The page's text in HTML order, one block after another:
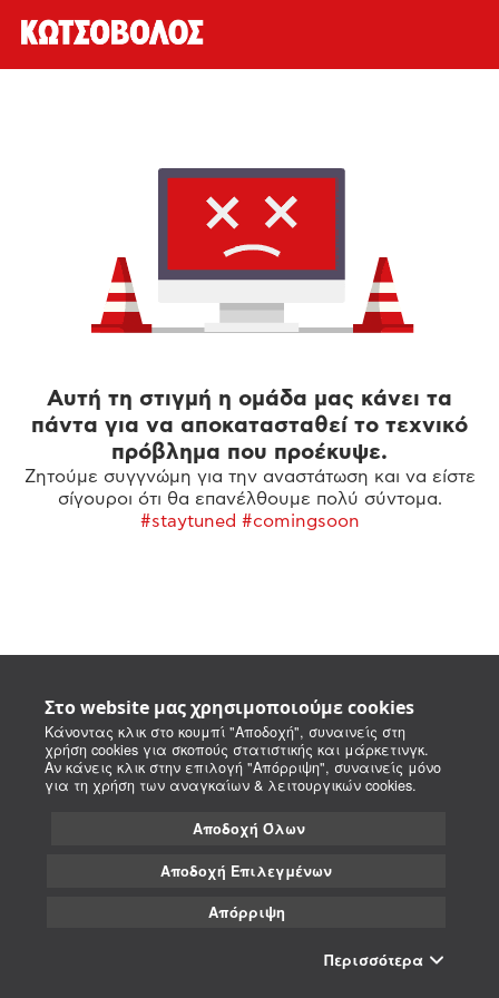
Στο website μας χρησιμοποιούμε cookies
Κάνοντας κλικ στο κουμπί "Αποδοχή", συναινείς στη
χρήση cookies για σκοπούς στατιστικής και μάρκετινγκ.
Αν κάνεις κλικ στην επιλογή "Απόρριψη", συναινείς μόνο
για τη χρήση των αναγκαίων & λειτουργικών cookies.
Αποδοχή Όλων
Αποδοχή Επιλεγμένων
Απόρριψη
Περισσότερα
Αυτή τη στιγμή η ομάδα μας κάνει τα
πάντα για να αποκατασταθεί το τεχνικό
πρόβλημα που προέκυψε.
Ζητούμε συγγνώμη για την αναστάτωση και να είστε
σίγουροι ότι θα επανέλθουμε πολύ σύντομα.
#staytuned #comingsoon